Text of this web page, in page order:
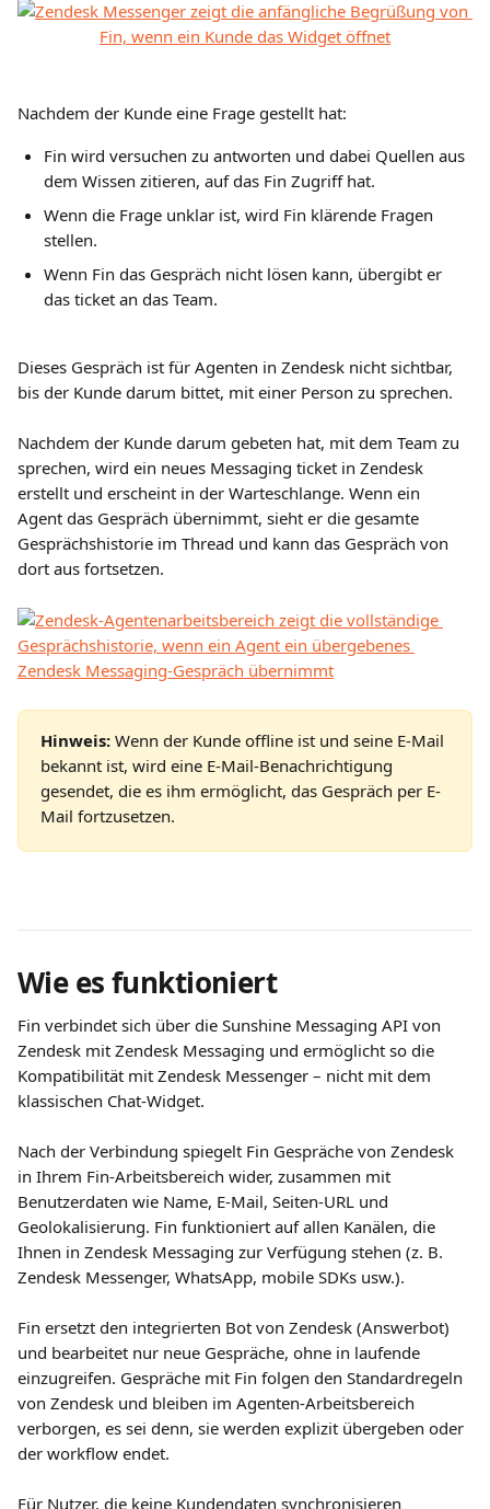
Nachdem der Kunde eine Frage gestellt hat:
Fin wird versuchen zu antworten und dabei Quellen aus
dem Wissen zitieren, auf das Fin Zugriff hat.
Wenn die Frage unklar ist, wird Fin klärende Fragen
stellen.
Wenn Fin das Gespräch nicht lösen kann, übergibt er
das ticket an das Team.
Dieses Gespräch ist für Agenten in Zendesk nicht sichtbar,
bis der Kunde darum bittet, mit einer Person zu sprechen.
Nachdem der Kunde darum gebeten hat, mit dem Team zu
sprechen, wird ein neues Messaging ticket in Zendesk
erstellt und erscheint in der Warteschlange. Wenn ein
Agent das Gespräch übernimmt, sieht er die gesamte
Gesprächshistorie im Thread und kann das Gespräch von
dort aus fortsetzen.
Hinweis: Wenn der Kunde offline ist und seine E-Mail
bekannt ist, wird eine E-Mail-Benachrichtigung
gesendet, die es ihm ermöglicht, das Gespräch per E-
Mail fortzusetzen.
Wie es funktioniert
Fin verbindet sich über die Sunshine Messaging API von
Zendesk mit Zendesk Messaging und ermöglicht so die
Kompatibilität mit Zendesk Messenger – nicht mit dem
klassischen Chat-Widget.
Nach der Verbindung spiegelt Fin Gespräche von Zendesk
in Ihrem Fin-Arbeitsbereich wider, zusammen mit
Benutzerdaten wie Name, E-Mail, Seiten-URL und
Geolokalisierung. Fin funktioniert auf allen Kanälen, die
Ihnen in Zendesk Messaging zur Verfügung stehen (z. B.
Zendesk Messenger, WhatsApp, mobile SDKs usw.).
Fin ersetzt den integrierten Bot von Zendesk (Answerbot)
und bearbeitet nur neue Gespräche, ohne in laufende
einzugreifen. Gespräche mit Fin folgen den Standardregeln
von Zendesk und bleiben im Agenten-Arbeitsbereich
verborgen, es sei denn, sie werden explizit übergeben oder
der workflow endet.
Für Nutzer, die keine Kundendaten synchronisieren